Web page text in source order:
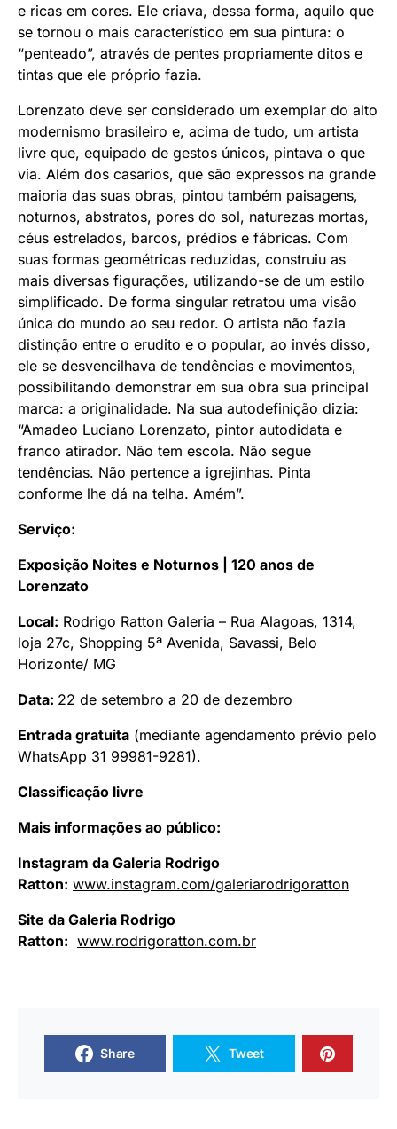
e ricas em cores. Ele criava, dessa forma, aquilo que
se tornou o mais característico em sua pintura: o
“penteado”, através de pentes propriamente ditos e
tintas que ele próprio fazia.
Lorenzato deve ser considerado um exemplar do alto
modernismo brasileiro e, acima de tudo, um artista
livre que, equipado de gestos únicos, pintava o que
via. Além dos casarios, que são expressos na grande
maioria das suas obras, pintou também paisagens,
noturnos, abstratos, pores do sol, naturezas mortas,
céus estrelados, barcos, prédios e fábricas. Com
suas formas geométricas reduzidas, construiu as
mais diversas figurações, utilizando-se de um estilo
simplificado. De forma singular retratou uma visão
única do mundo ao seu redor. O artista não fazia
distinção entre o erudito e o popular, ao invés disso,
ele se desvencilhava de tendências e movimentos,
possibilitando demonstrar em sua obra sua principal
marca: a originalidade. Na sua autodefinição dizia:
“Amadeo Luciano Lorenzato, pintor autodidata e
franco atirador. Não tem escola. Não segue
tendências. Não pertence a igrejinhas. Pinta
conforme lhe dá na telha. Amém”.
Serviço:
Exposição Noites e Noturnos | 120 anos de
Lorenzato
Local: Rodrigo Ratton Galeria – Rua Alagoas, 1314,
loja 27c, Shopping 5ª Avenida, Savassi, Belo
Horizonte/ MG
Data: 22 de setembro a 20 de dezembro
Entrada gratuita (mediante agendamento prévio pelo
WhatsApp 31 99981-9281).
Classificação livre
Mais informações ao público:
Instagram da Galeria Rodrigo
Ratton: www.instagram.com/galeriarodrigoratton
Site da Galeria Rodrigo
Ratton: www.rodrigoratton.com.br
Share Tweet